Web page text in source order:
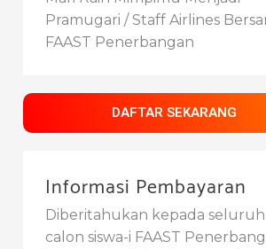
Pramugari / Staff Airlines
FAAST Penerbangan
DAFTAR SEKARANG
Informasi Pembayaran
Diberitahukan kepada seluruh
calon siswa-i FAAST